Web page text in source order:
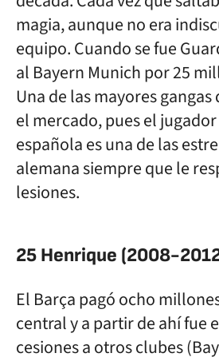
magia, aunque no era
equipo. Cuando se fue
al Bayern Munich por 25
Una de las mayores
el mercado, pues el
española es una de las
alemana siempre que le
lesiones.
25 Henrique (2008-
El Barça pagó ocho
central y a partir de ahí fue
cesiones a otros clubes